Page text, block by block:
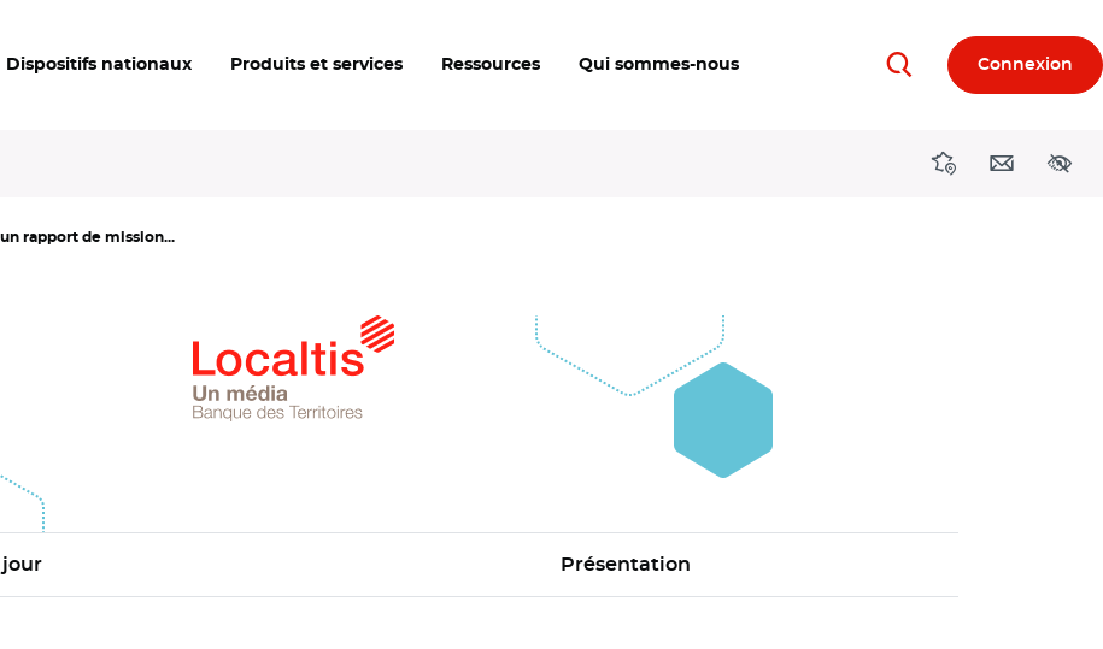
Dispositifs nationaux Produits et services Ressources Qui sommes-nous RechercherConnexion
DirectionsContact
rapport de mission...
jour Présentation